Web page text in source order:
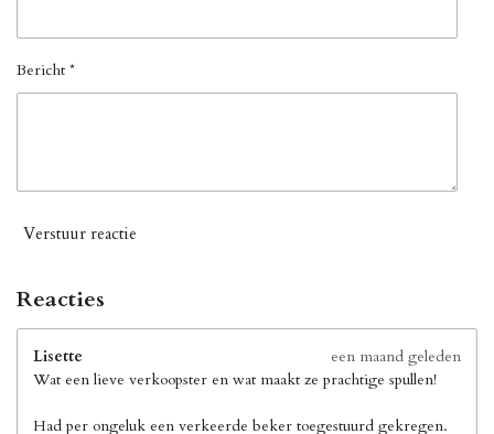
Bericht *
Verstuur reactie
Reacties
Lisette
een maand geleden
Wat een lieve verkoopster en wat maakt ze prachtige spullen!
Had per ongeluk een verkeerde beker toegestuurd gekregen.